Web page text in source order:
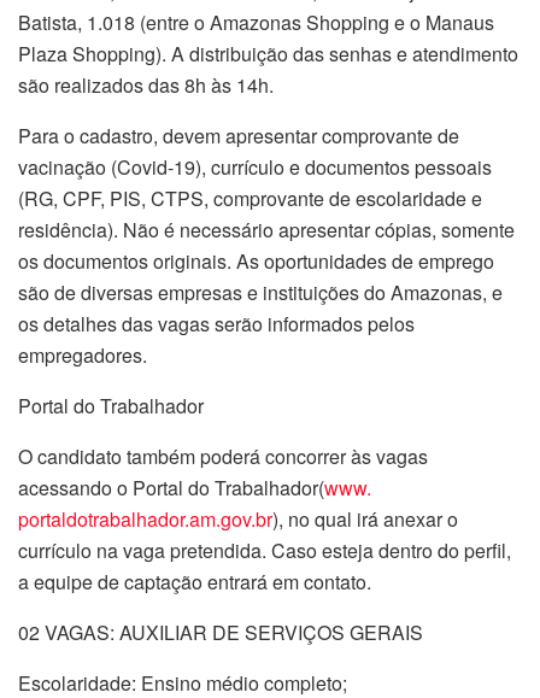
Batista, 1.018 (entre o Amazonas Shopping e o Manaus
Plaza Shopping). A distribuição das senhas e atendimento
são realizados das 8h às 14h.
Para o cadastro, devem apresentar comprovante de
vacinação (Covid-19), currículo e documentos pessoais
(RG, CPF, PIS, CTPS, comprovante de escolaridade e
residência). Não é necessário apresentar cópias, somente
os documentos originais. As oportunidades de emprego
são de diversas empresas e instituições do Amazonas, e
os detalhes das vagas serão informados pelos
empregadores.
Portal do Trabalhador
O candidato também poderá concorrer às vagas
acessando o Portal do Trabalhador(www.
portaldotrabalhador.am.gov.br), no qual irá anexar o
currículo na vaga pretendida. Caso esteja dentro do perfil,
a equipe de captação entrará em contato.
02 VAGAS: AUXILIAR DE SERVIÇOS GERAIS
Escolaridade: Ensino médio completo;